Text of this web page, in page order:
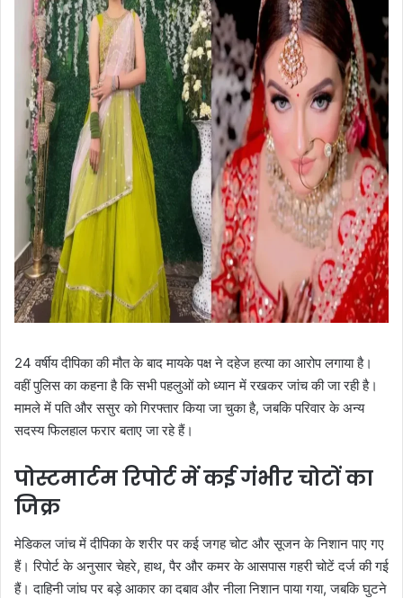
24 वर्षीय दीपिका की मौत के बाद मायके पक्ष ने दहेज हत्या का आरोप लगाया है।
वहीं पुलिस का कहना है कि सभी पहलुओं को ध्यान में रखकर जांच की जा रही है।
मामले में पति और ससुर को गिरफ्तार किया जा चुका है, जबकि परिवार के अन्य
सदस्य फिलहाल फरार बताए जा रहे हैं।
पोस्टमार्टम रिपोर्ट में कई गंभीर चोटों का
जिक्र
मेडिकल जांच में दीपिका के शरीर पर कई जगह चोट और सूजन के निशान पाए गए
हैं। रिपोर्ट के अनुसार चेहरे, हाथ, पैर और कमर के आसपास गहरी चोटें दर्ज की गई
हैं। दाहिनी जांघ पर बड़े आकार का दबाव और नीला निशान पाया गया, जबकि घुटने